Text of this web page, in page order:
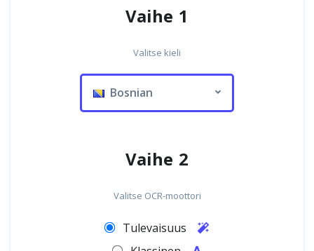
Vaihe 1
Valitse kieli
Bosnian
Vaihe 2
Valitse OCR-moottori
Tulevaisuus